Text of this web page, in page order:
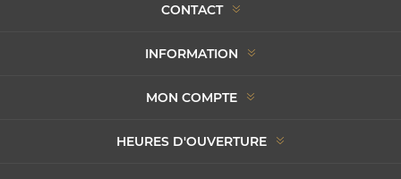
CONTACT
INFORMATION
MON COMPTE
HEURES D'OUVERTURE